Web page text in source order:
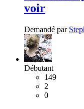
voir
Demandé par
Débutant
149
2
0